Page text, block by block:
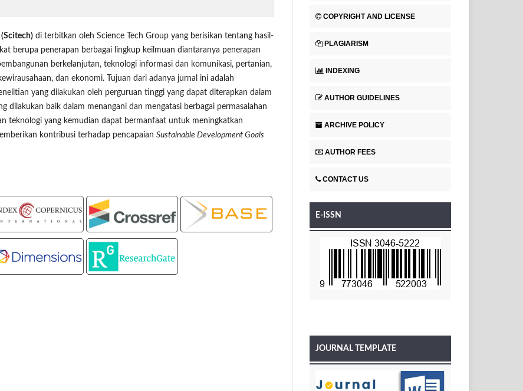
di terbitkan oleh Science Tech Group yang berisikan tentang hasil-
berupa penerapan berbagai lingkup keilmuan diantaranya penerapan
berkelanjutan, teknologi informasi dan komunikasi, pertanian,
dan ekonomi. Tujuan dari adanya jurnal ini adalah
yang dilakukan oleh perguruan tinggi yang dapat diterapkan dalam
dilakukan baik dalam menangani dan mengatasi berbagai permasalahan
teknologi yang kemudian dapat bermanfaat untuk meningkatkan
kontribusi terhadap pencapaian Sustainable Development Goals
COPYRIGHT AND LICENSE
PLAGIARISM
INDEXING
AUTHOR GUIDELINES
ARCHIVE POLICY
AUTHOR FEES
CONTACT US
E-ISSN
JOURNAL TEMPLATE